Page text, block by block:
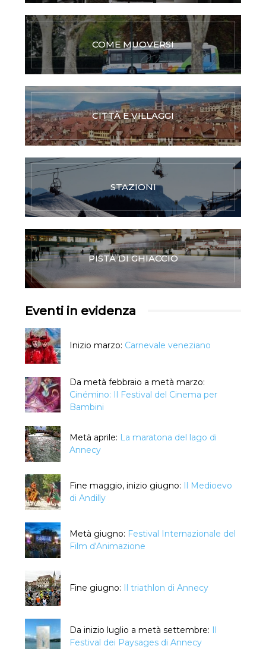
COME MUOVERSI
CITTÀ E VILLAGGI
STAZIONI
PISTA DI GHIACCIO
Eventi in evidenza
Inizio marzo: Carnevale veneziano
Da metà febbraio a metà marzo:
Cinémino: Il Festival del Cinema per
Bambini
Metà aprile: La maratona del lago di
Annecy
Fine maggio, inizio giugno: Il Medioevo
di Andilly
Metà giugno: Festival Internazionale del
Film d'Animazione
Fine giugno: Il triathlon di Annecy
Da inizio luglio a metà settembre: Il
Festival dei Paysages di Annecy